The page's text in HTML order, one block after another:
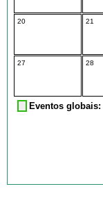
20 21
27 28
Eventos globais: